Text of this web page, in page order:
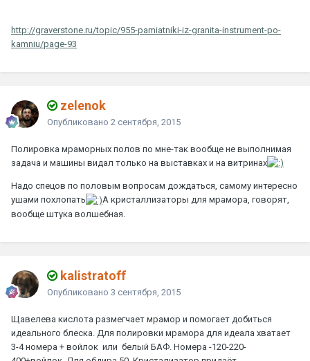
http://graverstone.ru/topic/955-pamiatniki-iz-granita-instrument-po-
kamniu/page-93
zelenok
Опубликовано 2 сентября, 2015
Полировка мраморных полов по мне-так вообще не выполнимая
задача и машины видал только на выставках и на витринах
Надо спецов по половым вопросам дождаться, самому интересно
ушами похлопать
А кристаллизаторы для мрамора, говорят,
вообще штука волшебная.
kalistratoff
Опубликовано 3 сентября, 2015
Щавелева кислота размегчает мрамор и помогает добиться
идеального блеска. Для полировки мрамора для идеала хватает
3-4 номера + войлок или белый БАФ. Номера -120-220-